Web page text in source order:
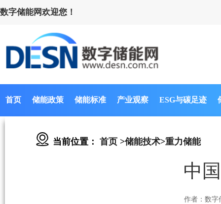
数字储能网欢迎您！
首页 储能政策 储能标准 产业观察 ESG与碳足迹
当前位置： 首页 >储能技术>重力储能
中
作者：数字